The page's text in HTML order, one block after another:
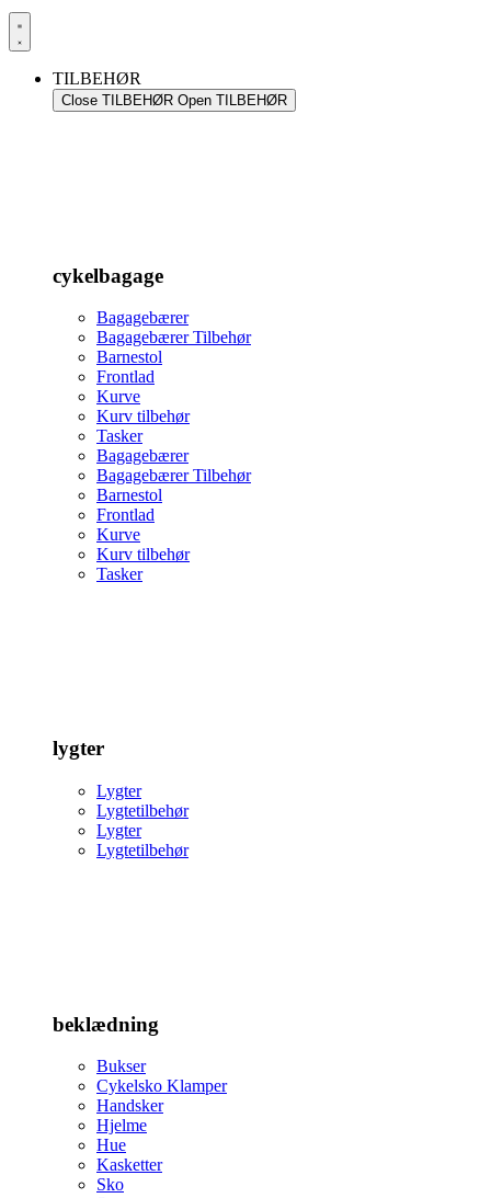
TILBEHØR
Close TILBEHØR Open TILBEHØR
cykelbagage
Bagagebærer
Bagagebærer Tilbehør
Barnestol
Frontlad
Kurve
Kurv tilbehør
Tasker
Bagagebærer
Bagagebærer Tilbehør
Barnestol
Frontlad
Kurve
Kurv tilbehør
Tasker
lygter
Lygter
Lygtetilbehør
Lygter
Lygtetilbehør
beklædning
Bukser
Cykelsko Klamper
Handsker
Hjelme
Hue
Kasketter
Sko